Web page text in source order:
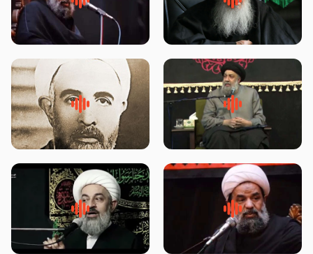
زوّار اربعین امام حسین (علیه
السلام) با این اشتیاق به زیارت
روضه جانسوز پاره های جگر امام
حسن مجتبی علیه السلام-حجت
لقب حضرت رقیه سلام الله علیها به
چه معناست – حجت الاسلام علوی
روضه‌ی مجلس یزید ملعون و
اسارت اهل‌بیت علیهم‌السلام –
محدث زاده
سلام جوانی که امام حسین علیه
السلام خودش جوابش را دادند
زیارتی که اسباب رزق زیاد و عمر
طولانی است حجت السلام حسین